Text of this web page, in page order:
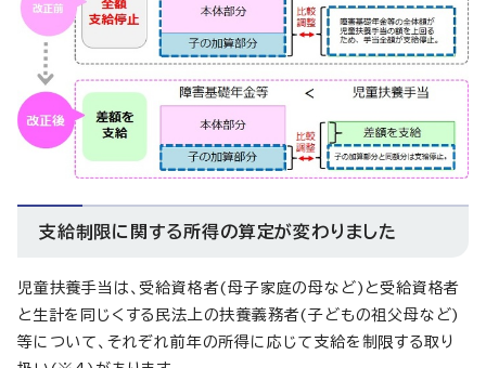
支給制限に関する所得の算定が変わりました
児童扶養手当は、受給資格者(母子家庭の母など)と受給資格者
と生計を同じくする民法上の扶養義務者(子どもの祖父母など)
等について、それぞれ前年の所得に応じて支給を制限する取り